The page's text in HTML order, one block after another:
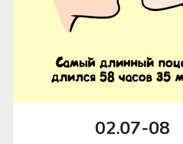
02.07-08